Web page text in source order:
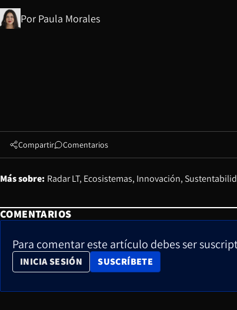
Por Paula Morales
Compartir Comentarios
Más sobre: Radar LT Ecosistemas Innovación
COMENTARIOS
Para comentar este artículo debes ser
INICIA SESIÓN SUSCRÍBETE
OPENS IN NEW WINDOW